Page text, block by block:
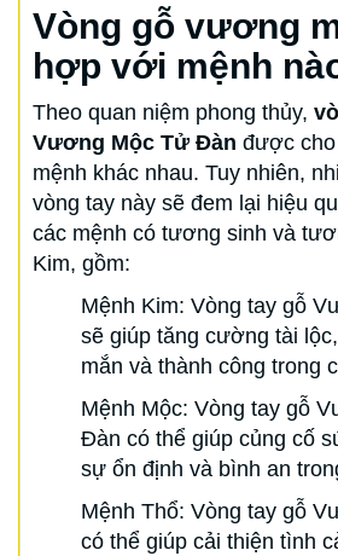
Vòng gỗ vương
hợp với mệnh
Theo quan niệm phong thủy,
Vương Mộc Tử Đàn được
mệnh khác nhau. Tuy nhiên,
vòng tay này sẽ đem lại hiệu
các mệnh có tương sinh và
Kim, gồm:
Mệnh Kim: Vòng tay gỗ
sẽ giúp tăng cường tài
mắn và thành công trong
Mệnh Mộc: Vòng tay gỗ
Đàn có thể giúp củng cố
sự ổn định và bình an
Mệnh Thổ: Vòng tay gỗ
có thể giúp cải thiện tình